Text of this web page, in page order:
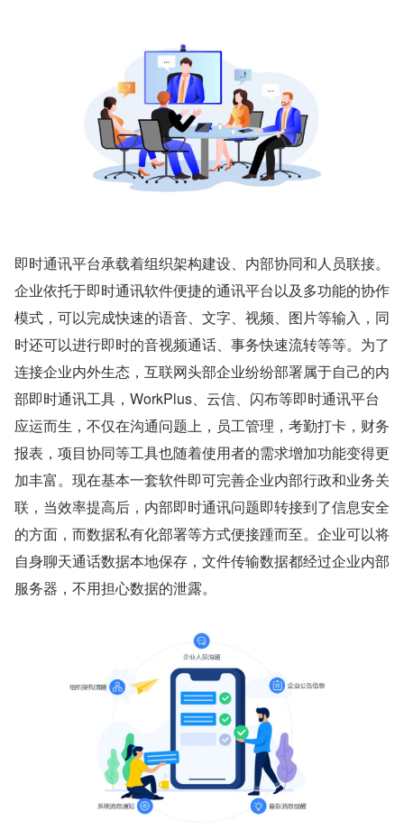
即时通讯平台承载着组织架构建设、内部协同和人员联接。
企业依托于即时通讯软件便捷的通讯平台以及多功能的协作
模式，可以完成快速的语音、文字、视频、图片等输入，同
时还可以进行即时的音视频通话、事务快速流转等等。为了
连接企业内外生态，互联网头部企业纷纷部署属于自己的内
部即时通讯工具，WorkPlus、云信、闪布等即时通讯平台
应运而生，不仅在沟通问题上，员工管理，考勤打卡，财务
报表，项目协同等工具也随着使用者的需求增加功能变得更
加丰富。现在基本一套软件即可完善企业内部行政和业务关
联，当效率提高后，内部即时通讯问题即转接到了信息安全
的方面，而数据私有化部署等方式便接踵而至。企业可以将
自身聊天通话数据本地保存，文件传输数据都经过企业内部
服务器，不用担心数据的泄露。